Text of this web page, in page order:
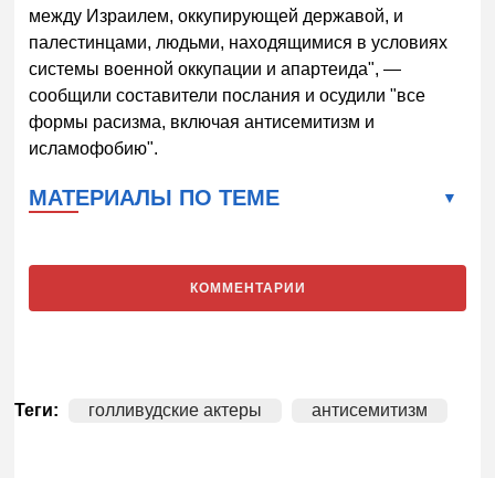
между Израилем, оккупирующей державой, и
палестинцами, людьми, находящимися в условиях
системы военной оккупации и апартеида", —
сообщили составители послания и осудили "все
формы расизма, включая антисемитизм и
исламофобию".
МАТЕРИАЛЫ ПО ТЕМЕ
КОММЕНТАРИИ
Теги: голливудские актеры антисемитизм